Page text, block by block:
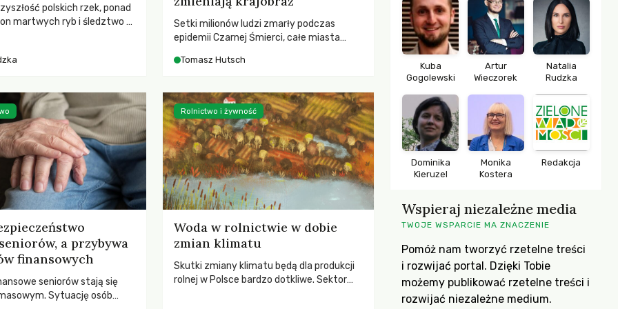
polskich rzek, ponad
martwych ryb i śledztwo z
by prace modernizacyjne
śmierci rzeki.
Setki milionów ludzi zmarły podczas
epidemii Czarnej Śmierci, całe miasta
pierwsze liście nowych dębów rozwijały
podnosiła się po jednej z największych
katastrof w swoich dziejach.
Tomasz Hutsch
a przybywa
finansowych
seniorów stają się
Sytuację osób
Woda w rolnictwie w dobie
zmian klimatu
Skutki zmiany klimatu będą dla produkcji
rolnej w Polsce bardzo dotkliwe. Sektor
Rolnictwo i żywność
Kuba
Gogolewski
Artur
Wieczorek
Natalia
Rudzka
Dominika
Kieruzel
Monika
Kostera
Redakcja
Wspieraj niezależne media
TWOJE WSPARCIE MA ZNACZENIE
Pomóż nam tworzyć rzetelne treści
i rozwijać portal. Dzięki Tobie
możemy publikować rzetelne treści i
rozwijać niezależne medium.